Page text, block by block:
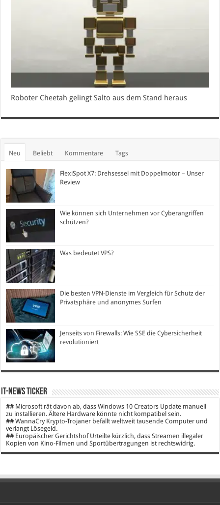
Roboter Cheetah gelingt Salto aus dem Stand heraus
Neu Beliebt Kommentare Tags
FlexiSpot X7: Drehsessel mit Doppelmotor – Unser
Review
Wie können sich Unternehmen vor Cyberangriffen
schützen?
Was bedeutet VPS?
Die besten VPN-Dienste im Vergleich für Schutz der
Privatsphäre und anonymes Surfen
Jenseits von Firewalls: Wie SSE die Cybersicherheit
revolutioniert
IT-News Ticker
## Microsoft rät davon ab, dass Windows 10 Creators Update manuell
zu installieren. Ältere Hardware könnte nicht kompatibel sein.
## WannaCry Krypto-Trojaner befällt weltweit tausende Computer und
verlangt Lösegeld.
## Europäischer Gerichtshof Urteilte kürzlich, dass Streamen illegaler
Kopien von Kino-Filmen und Sportübertragungen ist rechtswidrig.